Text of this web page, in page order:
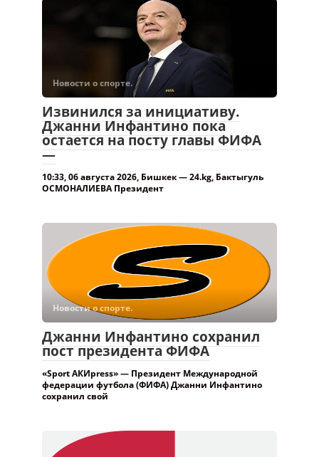
Новости о спорте.
Извинился за инициативу.
Джанни Инфантино пока
остается на посту главы ФИФА
—
10:33, 06 августа 2026, Бишкек — 24.kg, Бактыгуль
ОСМОНАЛИЕВА Президент
Новости о спорте.
Джанни Инфантино сохранил
пост президента ФИФА
«Sport АКИpress» — Президент Международной
федерации футбола (ФИФА) Джанни Инфантино
сохранил свой